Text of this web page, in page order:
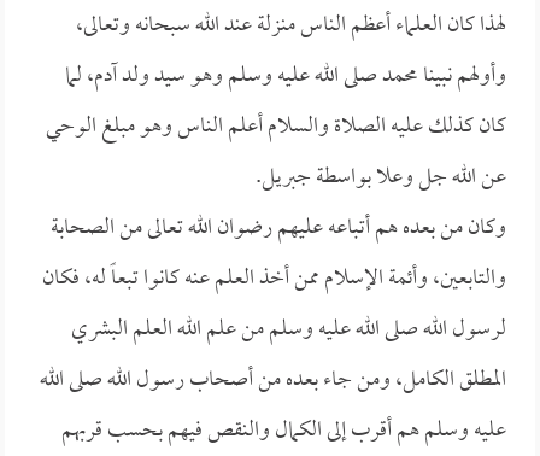
لهذا كان العلماء أعظم الناس منزلة عند الله سبحانه وتعالى،
وأولهم نبينا محمد صلى الله عليه وسلم وهو سيد ولد آدم، لما
كان كذلك عليه الصلاة والسلام أعلم الناس وهو مبلغ الوحي
عن الله جل وعلا بواسطة جبريل.
وكان من بعده هم أتباعه عليهم رضوان الله تعالى من الصحابة
والتابعين، وأئمة الإسلام ممن أخذ العلم عنه كانوا تبعاً له، فكان
لرسول الله صلى الله عليه وسلم من علم الله العلم البشري
المطلق الكامل، ومن جاء بعده من أصحاب رسول الله صلى الله
عليه وسلم هم أقرب إلى الكمال والنقص فيهم بحسب قربهم